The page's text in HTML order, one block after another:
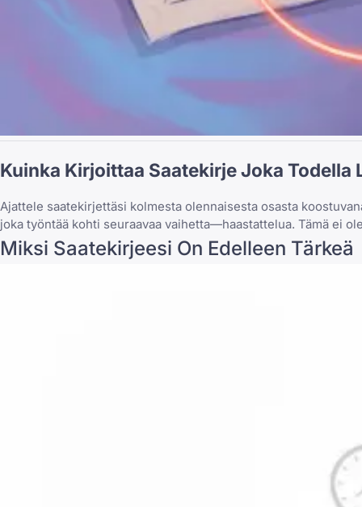
Kuinka Kirjoittaa Saatekirje Joka Todella
Ajattele saatekirjettäsi kolmesta olennaisesta osasta
joka työntää kohti seuraavaa vaihetta—haastattelua. Tämä ei
Miksi Saatekirjeesi On Edelleen Tärkeä